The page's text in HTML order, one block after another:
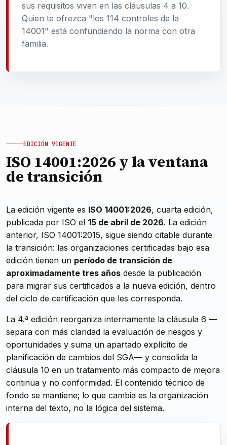
sus requisitos viven en las cláusulas 4 a 10.
Quien te ofrezca "los 114 controles de la
14001" está confundiendo la norma con otra
familia.
EDICIÓN VIGENTE
ISO 14001:2026 y la ventana
de transición
La edición vigente es ISO 14001:2026, cuarta edición,
publicada por ISO el 15 de abril de 2026. La edición
anterior, ISO 14001:2015, sigue siendo citable durante
la transición: las organizaciones certificadas bajo esa
edición tienen un período de transición de
aproximadamente tres años desde la publicación
para migrar sus certificados a la nueva edición, dentro
del ciclo de certificación que les corresponda.
La 4.ª edición reorganiza internamente la cláusula 6 —
separa con más claridad la evaluación de riesgos y
oportunidades y suma un apartado explícito de
planificación de cambios del SGA— y consolida la
cláusula 10 en un tratamiento más compacto de mejora
continua y no conformidad. El contenido técnico de
fondo se mantiene; lo que cambia es la organización
interna del texto, no la lógica del sistema.